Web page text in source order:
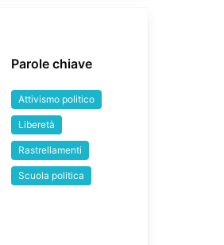
Parole chiave
Attivismo politico
Liberetà
Rastrellamenti
Scuola politica